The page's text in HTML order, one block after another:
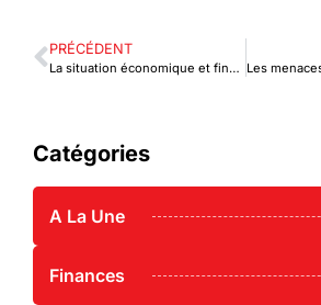
PRÉCÉDENT
La situation économique et financière du Togo vue de Paris
Catégories
A La Une
Finances